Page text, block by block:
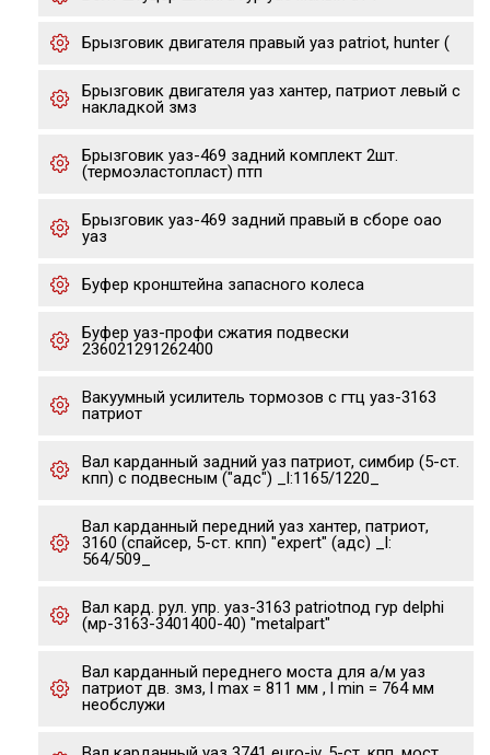
Брызговик двигателя правый уаз patriot, hunter (
Брызговик двигателя уаз хантер, патриот левый с
накладкой змз
Брызговик уаз-469 задний комплект 2шт.
(термоэластопласт) птп
Брызговик уаз-469 задний правый в сборе оао
уаз
Буфер кронштейна запасного колеса
Буфер уаз-профи сжатия подвески
236021291262400
Вакуумный усилитель тормозов с гтц уаз-3163
патриот
Вал карданный задний уаз патриот, симбир (5-ст.
кпп) с подвесным ("адс") _l:1165/1220_
Вал карданный передний уаз хантер, патриот,
3160 (спайсер, 5-ст. кпп) "expert" (адс) _l:
564/509_
Вал кард. рул. упр. уаз-3163 patriotпод гур delphi
(мр-3163-3401400-40) "metalpart"
Вал карданный переднего моста для а/м уаз
патриот дв. змз, l max = 811 мм , l min = 764 мм
необслужи